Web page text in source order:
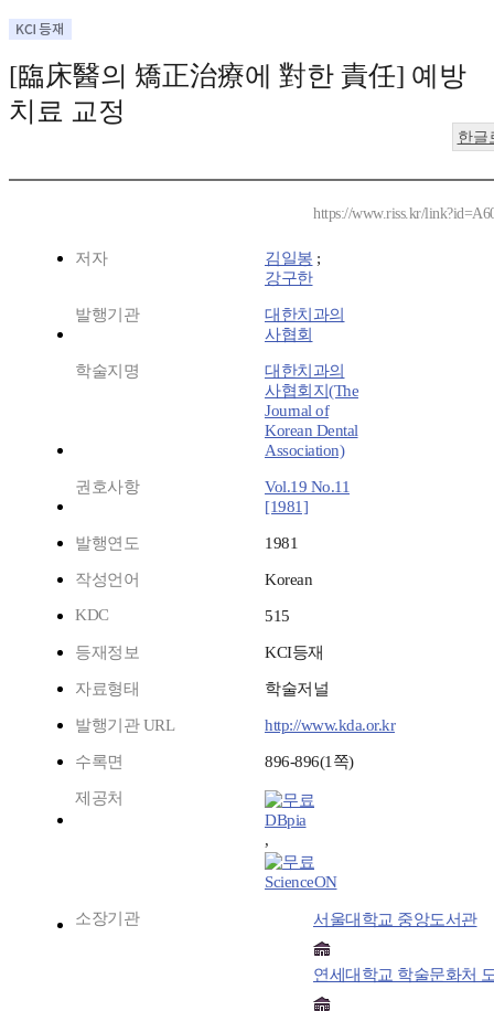
[臨床醫의 矯正治療에 對한 責任] 예방
치료 교정
한글
https://www.riss.kr/
저자 김일봉 ;
강구한
발행기관
대한치과의
사협회
학술지명
대한치과의
사협회지(The
Journal of
Korean Dental
Association)
권호사항
Vol.19 No.11
[1981]
발행연도 1981
작성언어
Korean
KDC
515
등재정보 KCI등재
자료형태 학술저널
발행기관 URL http://www.kda.or.kr
수록면 896-896(1쪽)
제공처
DBpia
,
ScienceON
소장기관 서울대학교 중앙도서관
연세대학교 학술문화처